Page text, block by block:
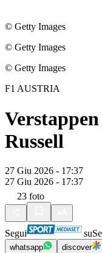
© Getty Images
© Getty Images
© Getty Images
F1 AUSTRIA
Russell
27 Giu 2026 - 17:37
27 Giu 2026 - 17:37
23 foto
Segui su
whatsapp discover